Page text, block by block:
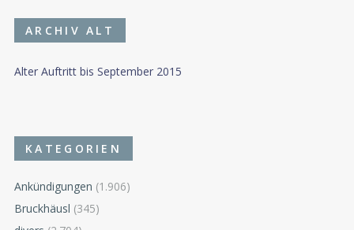
ARCHIV ALT
Alter Auftritt bis September 2015
KATEGORIEN
Ankündigungen (1.906)
Bruckhäusl (345)